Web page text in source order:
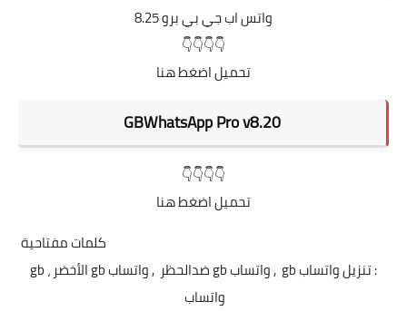
واتس اب جي بي برو 8.25
👇👇👇👇
تحميل اضغط هنا
GBWhatsApp Pro v8.20
👇👇👇👇
تحميل اضغط هنا
كلمات مفتاحية
: تنزيل واتساب gb , واتساب gb ضدالحظر , واتساب gb الأخضر ، gb
واتساب